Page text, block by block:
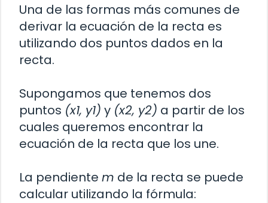
Una de las formas más comunes de
derivar la ecuación de la recta es
utilizando dos puntos dados en la
recta.
Supongamos que tenemos dos
puntos (x1, y1) y (x2, y2) a partir de los
cuales queremos encontrar la
ecuación de la recta que los une.
La pendiente m de la recta se puede
calcular utilizando la fórmula: